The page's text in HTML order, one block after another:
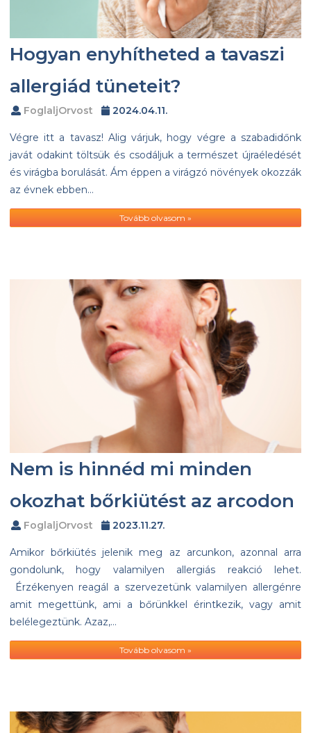
Hogyan enyhítheted a tavaszi
allergiád tüneteit?
FoglaljOrvost 2024.04.11.
Végre itt a tavasz! Alig várjuk, hogy végre a szabadidőnk
javát odakint töltsük és csodáljuk a természet újraéledését
és virágba borulását. Ám éppen a virágzó növények okozzák
az évnek ebben…
Tovább olvasom »
Nem is hinnéd mi minden
okozhat bőrkiütést az arcodon
FoglaljOrvost 2023.11.27.
Amikor bőrkiütés jelenik meg az arcunkon, azonnal arra
gondolunk, hogy valamilyen allergiás reakció lehet.
Érzékenyen reagál a szervezetünk valamilyen allergénre
amit megettünk, ami a bőrünkkel érintkezik, vagy amit
belélegeztünk. Azaz,…
Tovább olvasom »